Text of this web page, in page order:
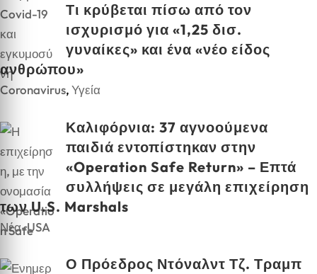
Τι κρύβεται πίσω από τον
ισχυρισμό για «1,25 δισ.
γυναίκες» και ένα «νέο είδος
ανθρώπου»
Coronavirus,Υγεία
Καλιφόρνια: 37 αγνοούμενα
παιδιά εντοπίστηκαν στην
«Operation Safe Return» – Επτά
συλλήψεις σε μεγάλη επιχείρηση
των U.S. Marshals
Νέα-USA
Ο Πρόεδρος Ντόναλντ Τζ. Τραμπ